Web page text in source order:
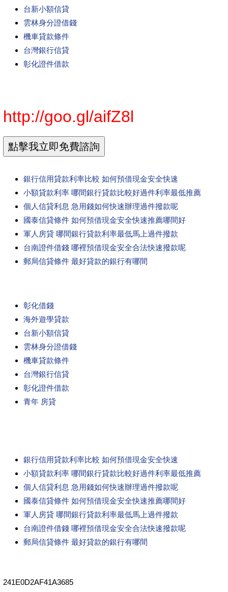
台新小額信貸
雲林身分證借錢
機車貸款條件
台灣銀行信貸
彰化證件借款
http://goo.gl/aifZ8l
銀行信用貸款利率比較 如何預借現金安全快速
小額貸款利率 哪間銀行貸款比較好過件利率最低推薦
個人信貸利息 急用錢如何快速辦理過件撥款呢
國泰信貸條件 如何預借現金安全快速推薦哪間好
軍人房貸 哪間銀行貸款利率最低馬上過件撥款
台南證件借錢 哪裡預借現金安全合法快速撥款呢
郵局信貸條件 最好貸款的銀行有哪間
彰化借錢
海外遊學貸款
台新小額信貸
雲林身分證借錢
機車貸款條件
台灣銀行信貸
彰化證件借款
青年 房貸
銀行信用貸款利率比較 如何預借現金安全快速
小額貸款利率 哪間銀行貸款比較好過件利率最低推薦
個人信貸利息 急用錢如何快速辦理過件撥款呢
國泰信貸條件 如何預借現金安全快速推薦哪間好
軍人房貸 哪間銀行貸款利率最低馬上過件撥款
台南證件借錢 哪裡預借現金安全合法快速撥款呢
郵局信貸條件 最好貸款的銀行有哪間
241E0D2AF41A3685